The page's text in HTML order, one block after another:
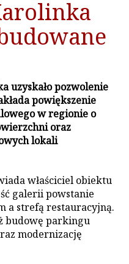
uzyskało pozwolenie
powiększenie
w regionie o
oraz
lokali
właściciel obiektu
galerii powstanie
a strefą restauracyjną.
budowę parkingu
modernizację